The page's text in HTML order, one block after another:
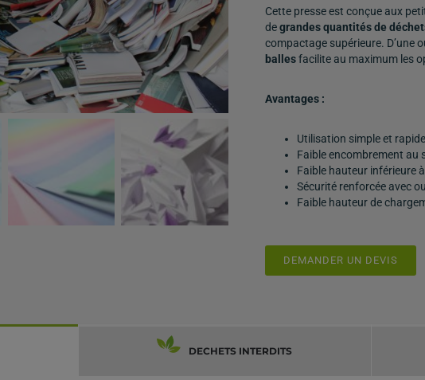
Cette presse est conçue aux
degrandes quantités de
compactage supérieure. D’une
ballesfacilite au maximum les
Avantages :
Utilisation simple et rapide
Faible encombrement au
Faible hauteur inférieure
Sécurité renforcée avec
Faible hauteur de
DEMANDER UN DEVIS
DECHETS INTERDITS